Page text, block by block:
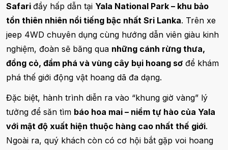
Safari đầy hấp dẫn tại Yala National Park – khu bảo
tồn thiên nhiên nổi tiếng bậc nhất Sri Lanka. Trên xe
jeep 4WD chuyên dụng cùng hướng dẫn viên giàu kinh
nghiệm, đoàn sẽ băng qua những cánh rừng thưa,
đồng cỏ, đầm phá và vùng cây bụi hoang sơ để khám
phá thế giới động vật hoang dã đa dạng.
Đặc biệt, hành trình diễn ra vào “khung giờ vàng” lý
tưởng để săn tìm báo hoa mai – niềm tự hào của Yala
với mật độ xuất hiện thuộc hàng cao nhất thế giới.
Ngoài ra, quý khách còn có cơ hội bắt gặp voi hoang